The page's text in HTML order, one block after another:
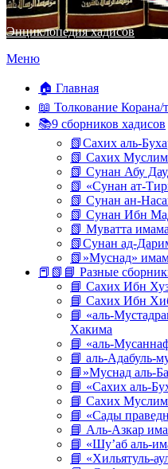
Энциклопедия хадисов
Перейти
содержимому
Меню
🏠 Главная
📖 Толкование Корана/
📚9 сборников хадисов
📗Сахих аль-
📗 Сахих Муслим
📗 Сунан Абу
📗 «Сунан ат-
📗 Сунан ан-
📗 Сунан Ибн
📗 Муватта
📗Сунан ад-
📗»Муснад»
📕📗📘 Разные
📘 Сахих Ибн
📘 Сахих Ибн
📘 «аль-
Хакима
📘 «аль-
📘 аль-Адабуль-
📘»Муснад аль-
📘 «Сахих аль-
📘 Сахих Муслим
📘 «Сады
📘 Аль-Азкар
📘 «Шу’аб аль-
📘 «Хильятуль-